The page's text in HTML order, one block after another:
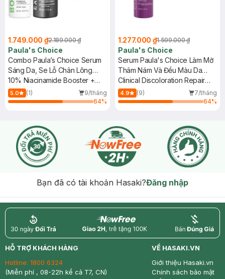
1.749.000 ₫2.189.000 ₫
Paula's Choice
Combo Paula’s Choice Serum
Sáng Da, Se Lỗ Chân Lông
20ml + Dung Dịch Tẩy Da Chết
2% BHA 30ml
10% Niacinamide Booster +
Skin Perfecting 2% BHA Liquid
5.0 (1)
9/tháng
64%
1.277.000 ₫1.599.000 ₫
Paula's Choice
Serum Paula's Choice Làm Mờ
Thâm Nám Và Đều Màu Da
30ml
Clinical Discoloration Repair
Serum
4.9 (9)
7/tháng
64%
Bạn đã có tài khoản Hasaki?Đăng nhập
return nowfree price
HỖ TRỢ KHÁCH HÀNG
Hotline: 1800 6324
(Miễn phí , 08-22h kể cả T7, CN)
VỀ HASAKI.VN
Giới thiệu Hasaki.vn
Chính sách bảo mật